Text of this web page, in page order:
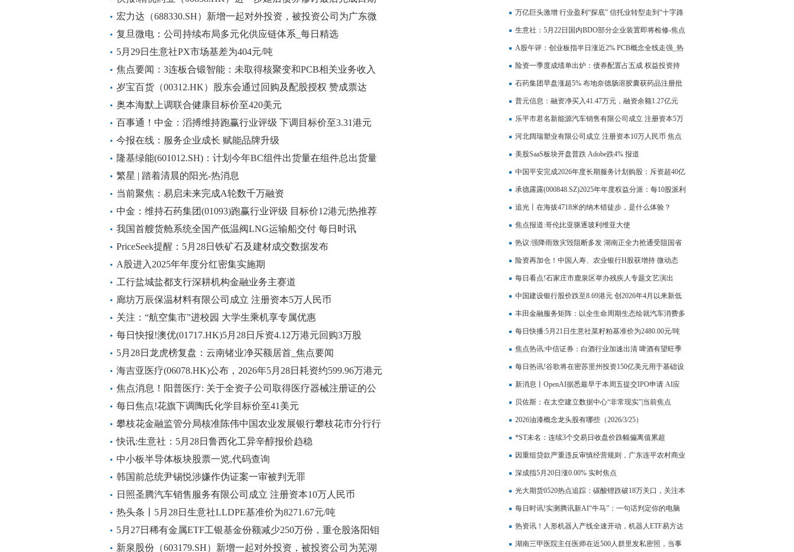
至9月30日
宏力达（688330.SH）新增一起对外投资，被投资公司为广东微
容电子科技股份有限公司_每日快看
复旦微电：公司持续布局多元化供应链体系_每日精选
5月29日生意社PX市场基差为404元/吨
焦点要闻：3连板合锻智能：未取得核聚变和PCB相关业务收入
岁宝百货（00312.HK）股东会通过回购及配股授权 赞成票达
13.74亿股|观焦点
奥本海默上调联合健康目标价至420美元
百事通！中金：滔搏维持跑赢行业评级 下调目标价至3.31港元
今报在线：服务企业成长 赋能品牌升级
隆基绿能(601012.SH)：计划今年BC组件出货量在组件总出货量
中的占比将达到65%以上
繁星 | 踏着清晨的阳光-热消息
当前聚焦：易启未来完成A轮数千万融资
中金：维持石药集团(01093)跑赢行业评级 目标价12港元|热推荐
我国首艘货舱系统全国产低温阀LNG运输船交付 每日时讯
PriceSeek提醒：5月28日铁矿石及建材成交数据发布
A股进入2025年年度分红密集实施期
工行盐城盐都支行深耕机构金融业务主赛道
廊坊万辰保温材料有限公司成立 注册资本5万人民币
关注：“航空集市”进校园 大学生乘机享专属优惠
每日快报!澳优(01717.HK)5月28日斥资4.12万港元回购3万股
5月28日龙虎榜复盘：云南锗业净买额居首_焦点要闻
海吉亚医疗(06078.HK)公布，2026年5月28日耗资约599.96万港元
回购62.9万股股份
焦点消息！阳普医疗: 关于全资子公司取得医疗器械注册证的公
告
每日焦点!花旗下调陶氏化学目标价至41美元
攀枝花金融监管分局核准陈伟中国农业发展银行攀枝花市分行行
长任职资格 新视野
快讯:生意社：5月28日鲁西化工异辛醇报价趋稳
中小板半导体板块股票一览,代码查询
韩国前总统尹锡悦涉嫌作伪证案一审被判无罪
日照圣腾汽车销售服务有限公司成立 注册资本10万人民币
热头条丨5月28日生意社LLDPE基准价为8271.67元/吨
5月27日稀有金属ETF工银基金份额减少250万份，重仓股洛阳钼
业、北方稀土、盐湖股份
新泉股份（603179.SH）新增一起对外投资，被投资公司为芜湖
万亿巨头激增 行业盈利“探底” 信托业转型走到“十字路
口”|当前热门
生意社：5月22日国内BDO部分企业装置即将检修-焦点
快播
A股午评：创业板指半日涨近2% PCB概念全线走强_热
门
险资一季度成绩单出炉：债券配置占五成 权益投资持
续增长 最新
石药集团早盘涨超5% 布地奈德肠溶胶囊获药品注册批
件
普元信息：融资净买入41.47万元，融资余额1.27亿元
乐平市君名新能源汽车销售有限公司成立 注册资本5万
人民币|每日看点
河北阔瑞塑业有限公司成立 注册资本10万人民币 焦点
速读
美股SaaS板块开盘普跌 Adobe跌4% 报道
中国平安完成2026年度长期服务计划购股：斥资超40亿
元，7万余员工参与
承德露露(000848.SZ)2025年年度权益分派：每10股派利
5元
追光丨在海拔4718米的纳木错徒步，是什么体验？
焦点报道:哥伦比亚驱逐玻利维亚大使
热议:强降雨致灾毁阻断多发 湖南正全力抢通受阻国省
道路段
险资再加仓！中国人寿、农业银行H股获增持 微动态
每日看点!石家庄市鹿泉区举办残疾人专题文艺演出
中国建设银行股价跌至8.69港元 创2026年4月以来新低
丰田金融服务矩阵：以全生命周期生态绘就汽车消费多
元化新蓝图
每日快播:5月21日生意社菜籽粕基准价为2480.00元/吨
焦点热讯:中信证券：白酒行业加速出清 啤酒有望旺季
催化
每日热讯!谷歌将在密苏里州投资150亿美元用于基础设
施建设
新消息丨OpenAI据悉最早于本周五提交IPO申请 AI应
用发展持续加速
贝佐斯：在太空建立数据中心“非常现实”|当前焦点
2026油漆概念龙头股有哪些（2026/3/25）
*ST未名：连续3个交易日收盘价跌幅偏离值累超
12.40%|每日消息
因重组贷款严重违反审慎经营规则，广东连平农村商业
银行股份有限公司、广东连平农村商业银行股份有限公
司陂头支行及相关责任人员被罚款30万元和20万元
深成指5月20日涨0.00% 实时焦点
光大期货0520热点追踪：碳酸锂跌破18万关口，关注本
周库存数据调整_速看
每日时讯!实测腾讯新AI“牛马”：一句话判定你的电脑
能否畅玩黑神话
热资讯！人形机器人产线全速开动，机器人ETF易方达
（159530）持续“吸金”
湖南三甲医院主任医师在近500人群里发私密照，当事